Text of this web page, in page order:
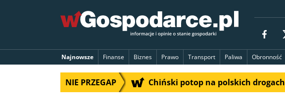
Najnowsze Finanse Biznes Prawo Transport Paliwa Obronność
NIE PRZEGAP Chiński potop na polskich drogach